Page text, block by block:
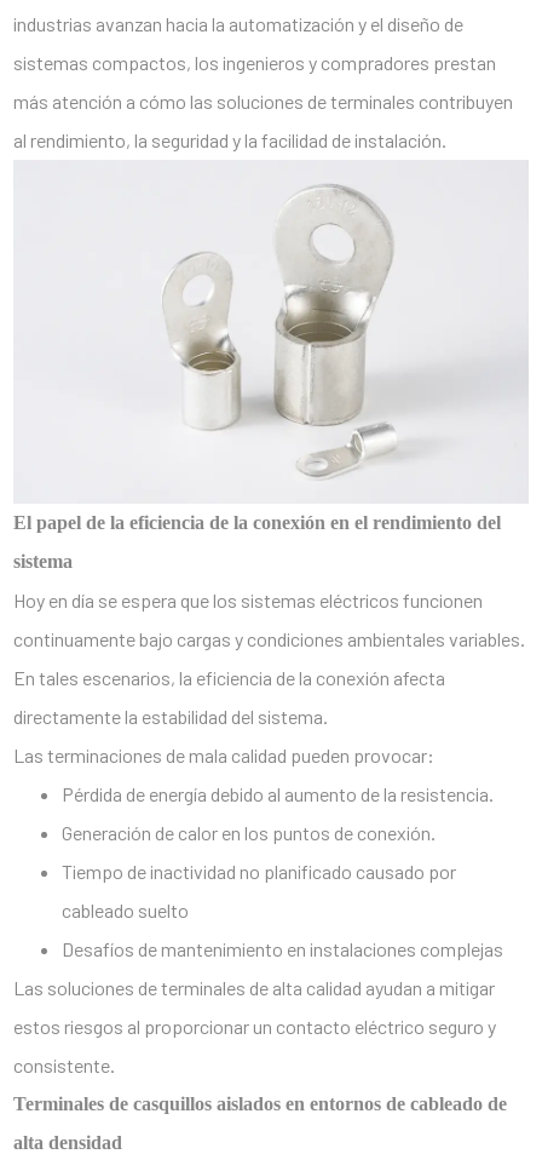
industrias avanzan hacia la automatización y el diseño de
sistemas compactos, los ingenieros y compradores prestan
más atención a cómo las soluciones de terminales contribuyen
al rendimiento, la seguridad y la facilidad de instalación.
El papel de la eficiencia de la conexión en el rendimiento del
sistema
Hoy en día se espera que los sistemas eléctricos funcionen
continuamente bajo cargas y condiciones ambientales variables.
En tales escenarios, la eficiencia de la conexión afecta
directamente la estabilidad del sistema.
Las terminaciones de mala calidad pueden provocar:
Pérdida de energía debido al aumento de la resistencia.
Generación de calor en los puntos de conexión.
Tiempo de inactividad no planificado causado por
cableado suelto
Desafíos de mantenimiento en instalaciones complejas
Las soluciones de terminales de alta calidad ayudan a mitigar
estos riesgos al proporcionar un contacto eléctrico seguro y
consistente.
Terminales de casquillos aislados en entornos de cableado de
alta densidad